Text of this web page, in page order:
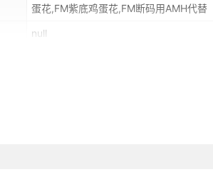
蛋花,FM紫底鸡蛋花,FM断码用AMH代替
null